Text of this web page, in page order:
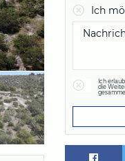
Ich
Ich
die